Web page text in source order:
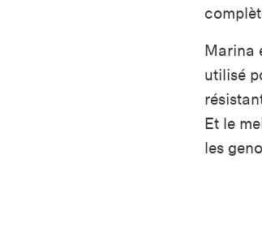
Marina
utilisé
Et le
les